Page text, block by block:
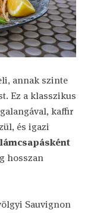
annak szinte
Ez a klasszikus
kaffir
és igazi
hosszan
Sauvignon